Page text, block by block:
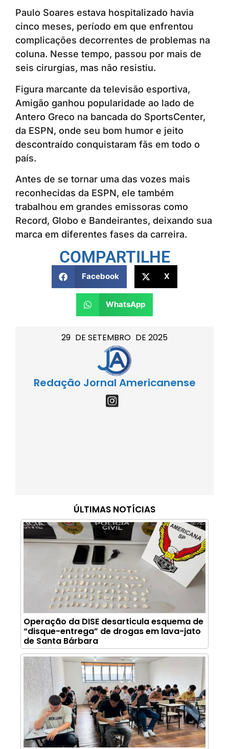
29 DE SETEMBRO DE 2025
Redação Jornal Americanense
ÚLTIMAS NOTÍCIAS
Operação da DISE desarticula esquema de
“disque-entrega” de drogas em lava-jato
de Santa Bárbara
Paulo Soares estava hospitalizado havia
cinco meses, período em que enfrentou
complicações decorrentes de problemas na
coluna. Nesse tempo, passou por mais de
seis cirurgias, mas não resistiu.
Figura marcante da televisão esportiva,
Amigão ganhou popularidade ao lado de
Antero Greco na bancada do SportsCenter,
da ESPN, onde seu bom humor e jeito
descontraído conquistaram fãs em todo o
país.
Antes de se tornar uma das vozes mais
reconhecidas da ESPN, ele também
trabalhou em grandes emissoras como
Record, Globo e Bandeirantes, deixando sua
marca em diferentes fases da carreira.
COMPARTILHE
Facebook X
WhatsApp